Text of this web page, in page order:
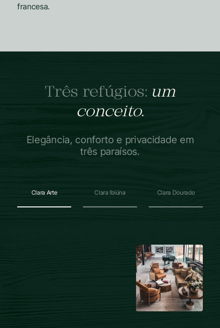
francesa.
Três refúgios: um
conceito.
Elegância, conforto e privacidade em
três paraísos.
Clara Arte Clara Ibiúna Clara Dourado